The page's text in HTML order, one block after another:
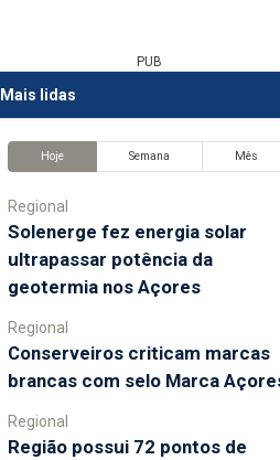
PUB
Mais lidas
Hoje Semana Mês
Regional
Solenerge fez energia solar
ultrapassar potência da
geotermia nos Açores
Regional
Conserveiros criticam marcas
brancas com selo Marca
Regional
Região possui 72 pontos de